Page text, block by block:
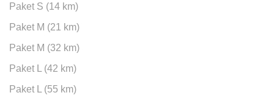
Paket S (14 km)
Paket M (21 km)
Paket M (32 km)
Paket L (42 km)
Paket L (55 km)